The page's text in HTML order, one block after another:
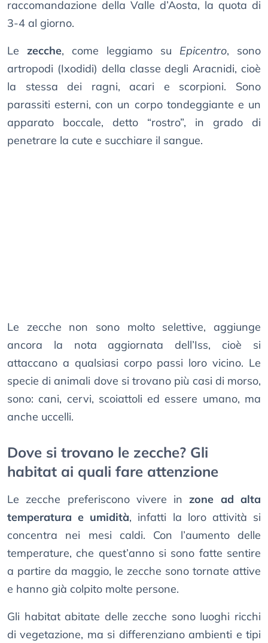
raccomandazione della Valle d’Aosta, la quota di
3-4 al giorno.
Le zecche, come leggiamo su Epicentro, sono
artropodi (Ixodidi) della classe degli Aracnidi, cioè
la stessa dei ragni, acari e scorpioni. Sono
parassiti esterni, con un corpo tondeggiante e un
apparato boccale, detto “rostro”, in grado di
penetrare la cute e succhiare il sangue.
Le zecche non sono molto selettive, aggiunge
ancora la nota aggiornata dell’Iss, cioè si
attaccano a qualsiasi corpo passi loro vicino. Le
specie di animali dove si trovano più casi di morso,
sono: cani, cervi, scoiattoli ed essere umano, ma
anche uccelli.
Dove si trovano le zecche? Gli
habitat ai quali fare attenzione
Le zecche preferiscono vivere inzone ad alta
temperatura e umidità, infatti la loro attività si
concentra nei mesi caldi. Con l’aumento delle
temperature, che quest’anno si sono fatte sentire
a partire da maggio, le zecche sono tornate attive
e hanno già colpito molte persone.
Gli habitat abitate delle zecche sono luoghi ricchi
di vegetazione, ma si differenziano ambienti e tipi